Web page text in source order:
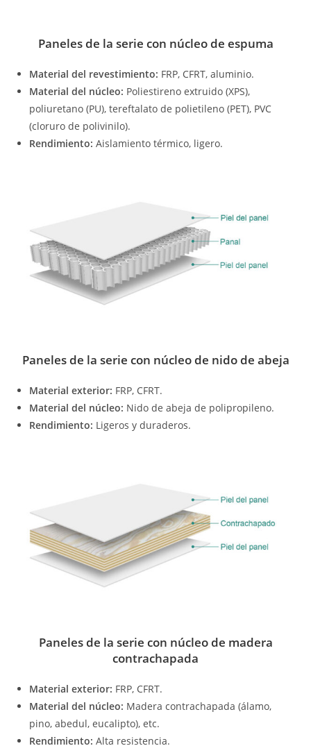
Paneles de la serie con núcleo de espuma
Material del revestimiento: FRP, CFRT, aluminio.
Material del núcleo: Poliestireno extruido (XPS),
poliuretano (PU), tereftalato de polietileno (PET), PVC
(cloruro de polivinilo).
Rendimiento: Aislamiento térmico, ligero.
Paneles de la serie con núcleo de nido de abeja
Material exterior: FRP, CFRT.
Material del núcleo: Nido de abeja de polipropileno.
Rendimiento: Ligeros y duraderos.
Paneles de la serie con núcleo de madera
contrachapada
Material exterior: FRP, CFRT.
Material del núcleo: Madera contrachapada (álamo,
pino, abedul, eucalipto), etc.
Rendimiento: Alta resistencia.